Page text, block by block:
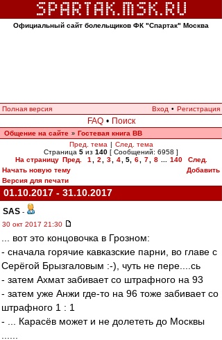
Официальный сайт болельщиков ФК "Спартак" Москва
Полная версия Вход • Регистрация
FAQ • Поиск
Общение на сайте » Гостевая книга ВВ
Пред. тема | След. тема
Страница 5 из 140 [ Сообщений: 6958 ]
На страницу Пред. 1 2 3 4 5, 6 7 8 140
След.
Начать новую тему
Добавить
Версия для печати
01.10.2017 - 31.10.2017
SAS -
30 окт 2017 21:30
... вот это концовочка в Грозном:
- сначала горячие кавказские парни, во главе с
Серёгой Брызгаловым :-), чуть не пере....сь
- затем Ахмат забивает со штрафного на 93
- затем уже Анжи где-то на 96 тоже забивает со
штрафного 1 : 1
- ... Карасёв может и не долететь до Москвы